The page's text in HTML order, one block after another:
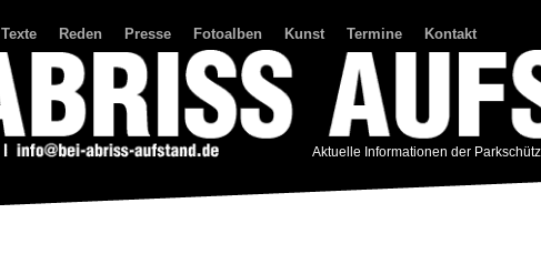
Texte Reden Presse Fotoalben Kunst Termine Kontakt
Aktuelle Informationen der